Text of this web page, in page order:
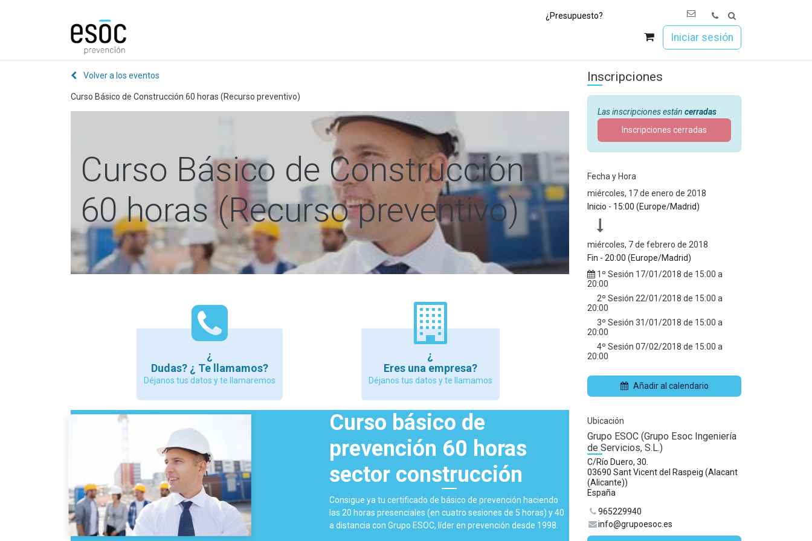
¿Presupuesto?
Iniciar sesión
Volver a los eventos
Curso Básico de Construcción 60 horas (Recurso preventivo)
Curso Básico de Construcción
60 horas (Recurso preventivo)
¿
Dudas? ¿ Te llamamos?
Déjanos tus datos y te llamaremos
¿
Eres una empresa?
Déjanos tus datos y te llamamos
Curso básico de
prevención 60 horas
sector construcción
Consigue ya tu certificado de básico de prevención haciendo
las 20 horas presenciales (en cuatro sesiones de 5 horas) y 40
a distancia con Grupo ESOC, líder en prevención desde 1998.
Inscripciones
Las inscripciones están cerradas
Inscripciones cerradas
Fecha y Hora
miércoles, 17 de enero de 2018
Inicio - 15:00 (Europe/Madrid)
miércoles, 7 de febrero de 2018
Fin - 20:00 (Europe/Madrid)
1º Sesión 17/01/2018 de 15:00 a
20:00
2º Sesión 22/01/2018 de 15:00 a
20:00
3º Sesión 31/01/2018 de 15:00 a
20:00
4º Sesión 07/02/2018 de 15:00 a
20:00
Añadir al calendario
Ubicación
Grupo ESOC (Grupo Esoc Ingeniería
de Servicios, S.L.)
C/Río Duero, 30.
03690 Sant Vicent del Raspeig (Alacant
(Alicante))
España
965229940
info@grupoesoc.es